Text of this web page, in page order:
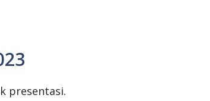
presentasi.